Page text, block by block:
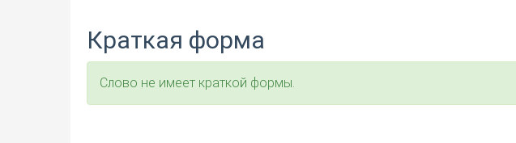
Краткая форма
Слово не имеет краткой формы.